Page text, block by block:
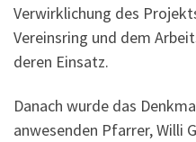
Verwirklichung des
Vereinsring und dem
deren Einsatz.
Danach wurde das
anwesenden Pfarrer, Willi